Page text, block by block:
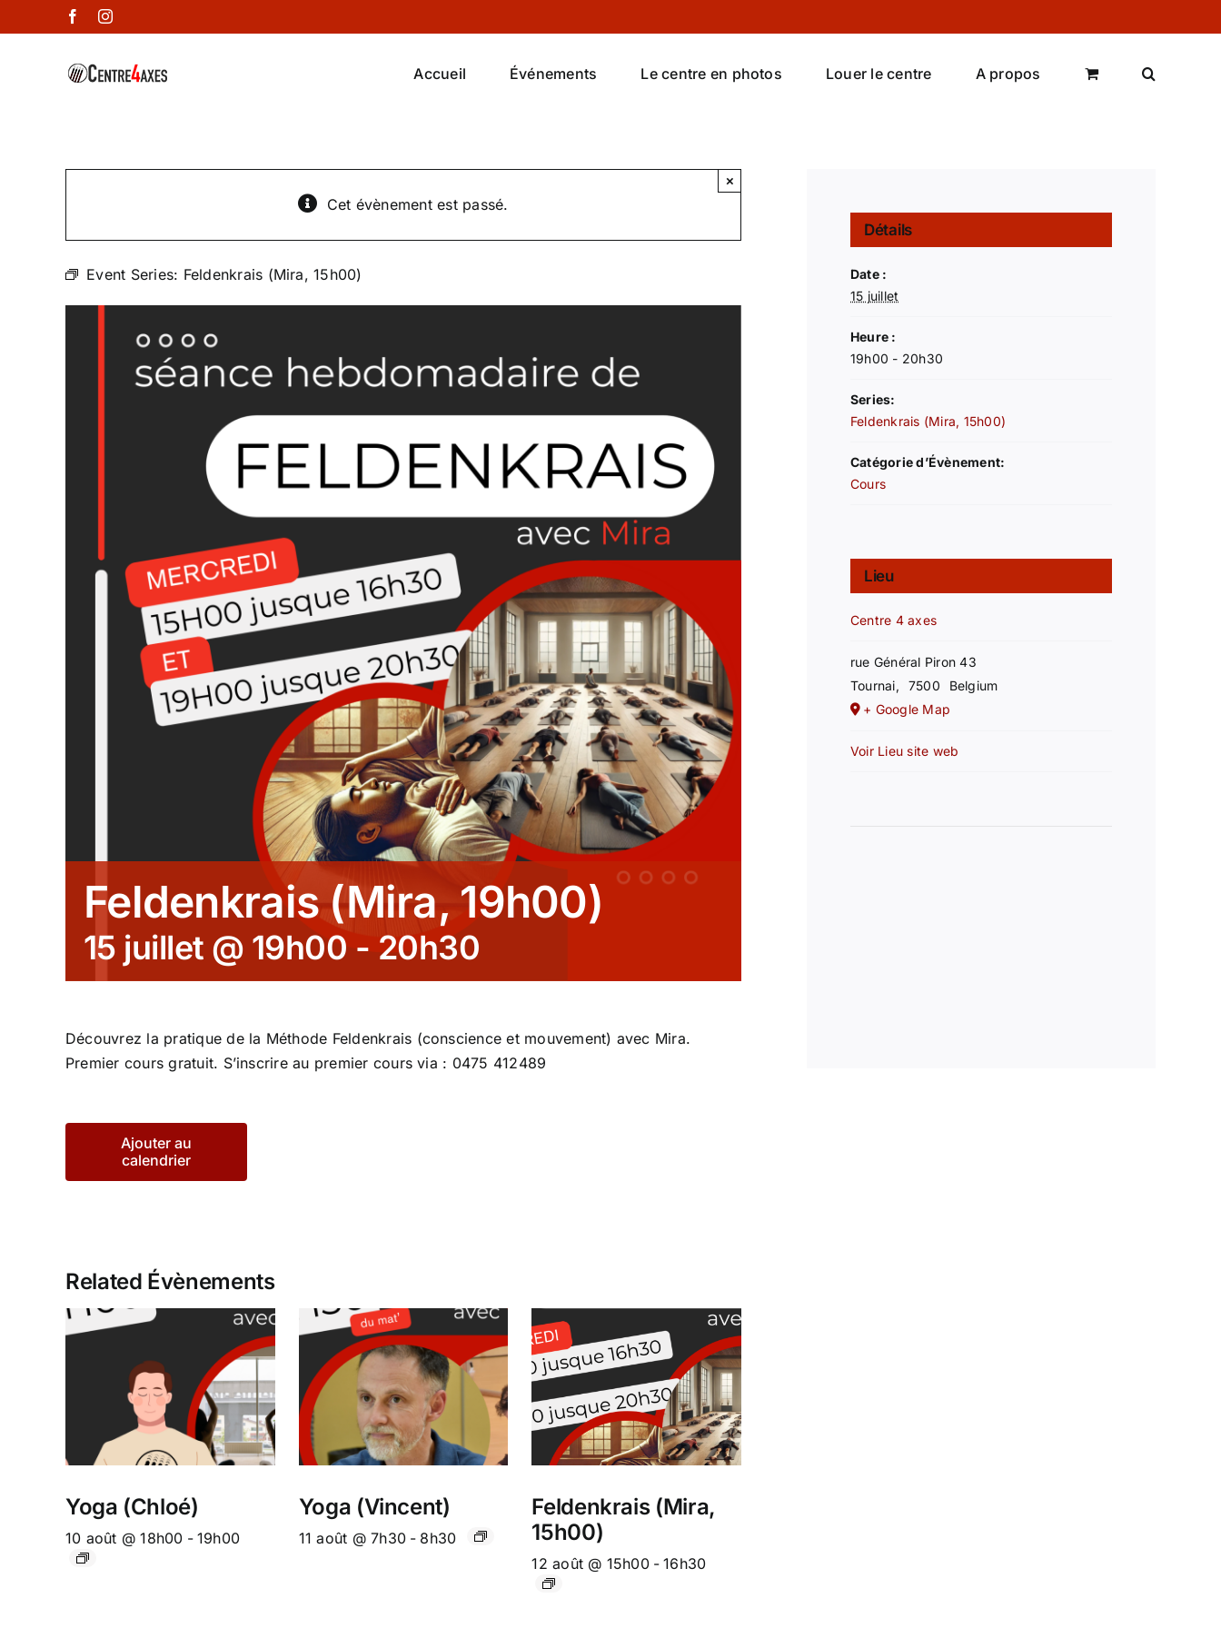
au
FacebookInstagram
Accueil Événements Le centre en photos Louer le centre A propos
Cet évènement est passé.
×
Event Series: Feldenkrais (Mira, 15h00)
Feldenkrais (Mira, 19h00)
15 juillet @ 19h00 -20h30
Découvrez la pratique de la Méthode Feldenkrais (conscience et mouvement) avec Mira.
Premier cours gratuit. S’inscrire au premier cours via : 0475 412489
Ajouter au
calendrier
Related Évènements
Yoga (Chloé)
10 août @ 18h00 - 19h00
Yoga (Vincent)
11 août @ 7h30 - 8h30
Feldenkrais (Mira,
15h00)
12 août @ 15h00 - 16h30
Détails
Date :
15 juillet
Heure :
19h00 - 20h30
Series:
Feldenkrais (Mira, 15h00)
Catégorie d’Évènement:
Cours
Lieu
Centre 4 axes
rue Général Piron 43
Tournai, 7500
Belgium
+ Google Map
Voir Lieu site web